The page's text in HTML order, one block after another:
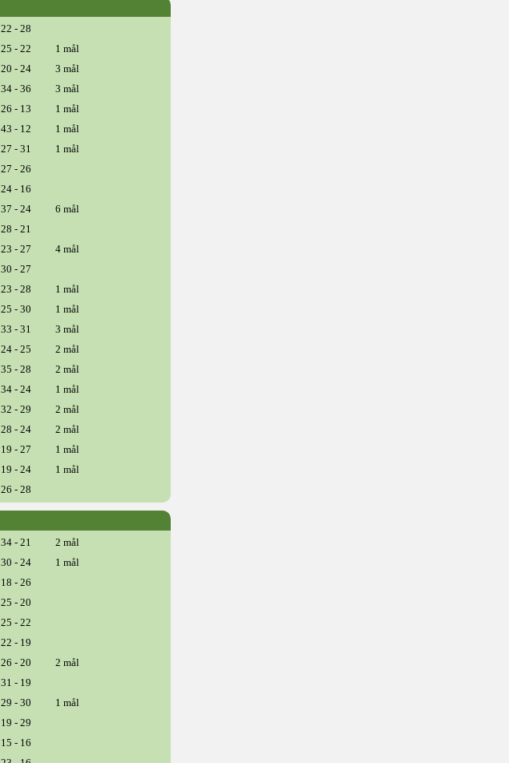
22 - 28
25 - 22
1 mål
20 - 24
3 mål
34 - 36
3 mål
26 - 13
1 mål
43 - 12
1 mål
27 - 31
1 mål
27 - 26
24 - 16
37 - 24
6 mål
28 - 21
23 - 27
4 mål
30 - 27
23 - 28
1 mål
25 - 30
1 mål
33 - 31
3 mål
24 - 25
2 mål
35 - 28
2 mål
34 - 24
1 mål
32 - 29
2 mål
28 - 24
2 mål
19 - 27
1 mål
19 - 24
1 mål
26 - 28
34 - 21
2 mål
30 - 24
1 mål
18 - 26
25 - 20
25 - 22
22 - 19
26 - 20
2 mål
31 - 19
29 - 30
1 mål
19 - 29
15 - 16